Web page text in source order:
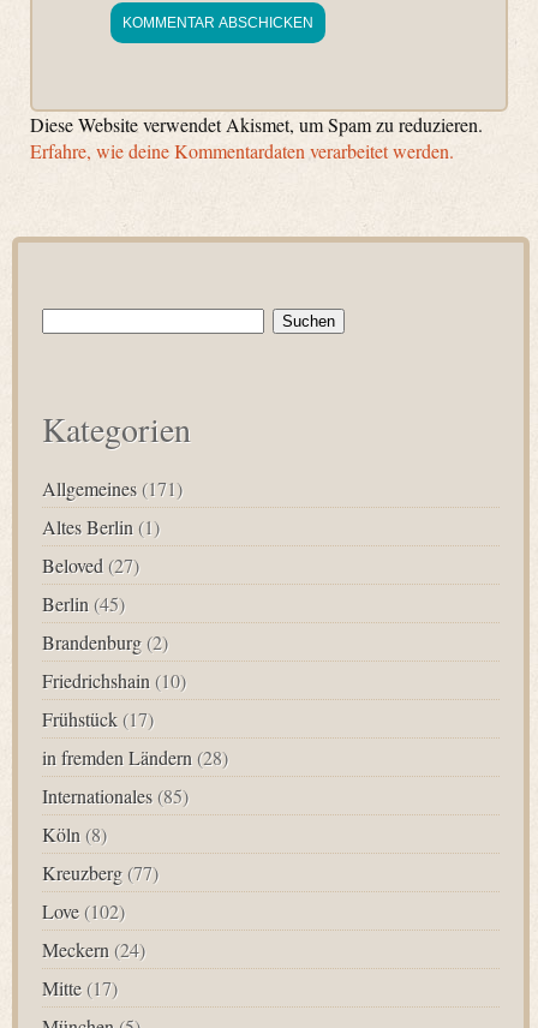
Diese Website verwendet Akismet, um Spam zu reduzieren.
Erfahre, wie deine Kommentardaten verarbeitet werden.
Suchen
Kategorien
Allgemeines (171)
Altes Berlin (1)
Beloved (27)
Berlin (45)
Brandenburg (2)
Friedrichshain (10)
Frühstück (17)
in fremden Ländern (28)
Internationales (85)
Köln (8)
Kreuzberg (77)
Love (102)
Meckern (24)
Mitte (17)